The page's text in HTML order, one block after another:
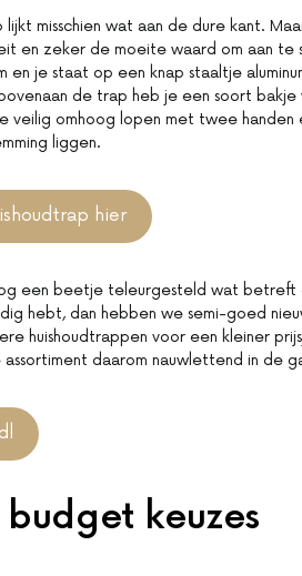
misschien wat aan de dure kant.
en zeker de moeite waard om aan te
en je staat op een knap staaltje
de trap heb je een soort
veilig omhoog lopen met twee
liggen.
hier
een beetje teleurgesteld wat betreft
hebt, dan hebben we semi-goed
huishoudtrappen voor een kleiner
daarom nauwlettend in de
keuzes